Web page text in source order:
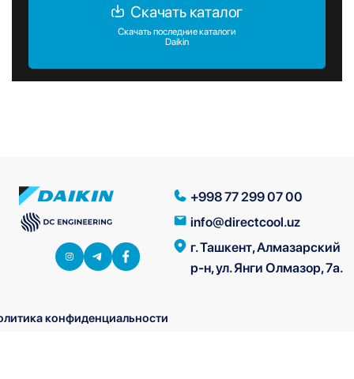
Скачать каталог
Скачать последние каталоги
Daikin
+998 77 299 07 00
info@directcool.uz
г. Ташкент, Алмазарский
р-н, ул. Янги Олмазор, 7а.
конфиденциальности